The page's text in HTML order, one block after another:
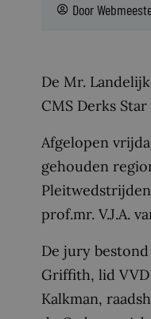
Door
De Mr.
CMS Derks Star
Afgelopen
gehouden
prof.mr. V.J.A.
De jury
Griffith, lid VVD
Kalkman,